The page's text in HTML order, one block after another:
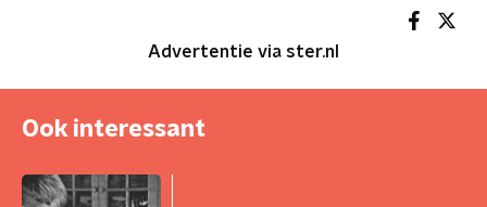
Advertentie via ster.nl
Ook interessant